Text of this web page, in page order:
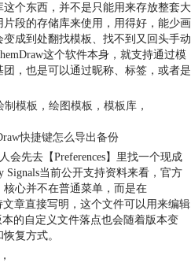
个东西，并不是只能用来存放整套大
段的存储库来使用，用得好，能少画
成到处翻找模板、找不到又回头手动
这个软件本身，就支持通过模
，也是可以通过昵称、标签，或者是
制模板 ， 绘图模板 ， 模板库 ，
快捷键怎么导出备份
会先去【Preferences】里找一个现成
Signals当前公开支持资料来看，官方
心并不在普通菜单，而是在
章直接写明，这个文件可以用来编辑
本的自定义文件落点也会随着版本变
复方式。
，